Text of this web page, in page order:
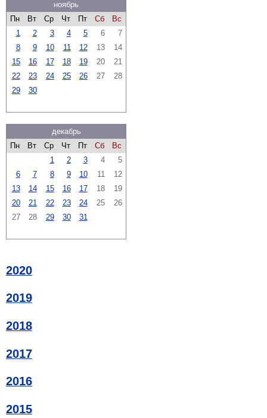
ноябрь
Пн
Вт Ср Чт Пт Сб
Вс
1
2 3 4 5 6
7
8
9 10 11 12 13
14
15
16 17 18 19 20
21
22
23 24 25 26 27
28
29
30
декабрь
Пн
Вт Ср Чт Пт Сб
Вс
1
2 3 4
5
6
7 8 9 10 11
12
13
14 15 16 17 18
19
20
21 22 23 24 25
26
27
28 29 30 31
2020
2019
2018
2017
2016
2015